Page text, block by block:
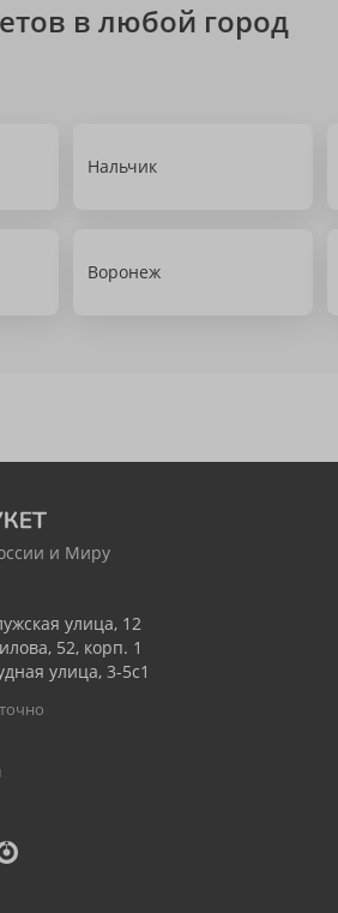
в любой город
Нальчик
Воронеж
и Миру
улица, 12
52, корп. 1
улица, 3-5с1